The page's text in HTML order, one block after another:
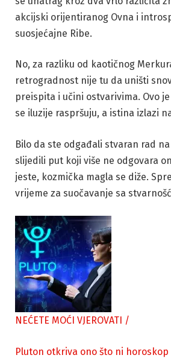
akcijski orijentiranog Ovna i
suosjećajne Ribe.
No, za razliku od kaotičnog
retrogradnost nije tu da uništi
preispita i učini ostvarivima. Ovo
se iluzije raspršuju, a istina izlazi
Bilo da ste odgađali stvaran rad
slijedili put koji više ne odgovara
jeste, kozmička magla se diže.
vrijeme za suočavanje sa
NEĆETE MOĆI VJEROVATI /
Pluton otkriva ono što ni horoskop